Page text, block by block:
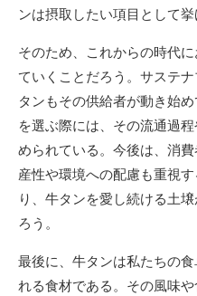
ンは摂取したい項目として挙
そのため、これからの時代
ていくことだろう。サステ
タンもその供給者が動き始
を選ぶ際には、その流通過
められている。今後は、消
産性や環境への配慮も重視
り、牛タンを愛し続ける土
ろう。
最後に、牛タンは私たちの
れる食材である。その風味